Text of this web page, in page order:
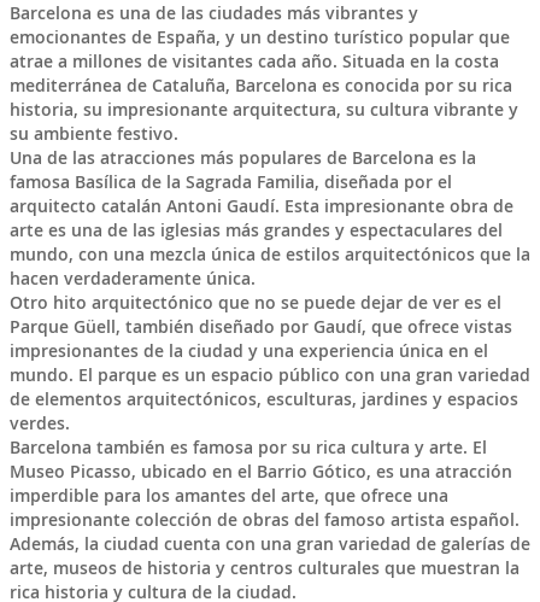
Barcelona es una de las ciudades más vibrantes y
emocionantes de España, y un destino turístico popular que
atrae a millones de visitantes cada año. Situada en la costa
mediterránea de Cataluña, Barcelona es conocida por su rica
historia, su impresionante arquitectura, su cultura vibrante y
su ambiente festivo.
Una de las atracciones más populares de Barcelona es la
famosa Basílica de la Sagrada Familia, diseñada por el
arquitecto catalán Antoni Gaudí. Esta impresionante obra de
arte es una de las iglesias más grandes y espectaculares del
mundo, con una mezcla única de estilos arquitectónicos que la
hacen verdaderamente única.
Otro hito arquitectónico que no se puede dejar de ver es el
Parque Güell, también diseñado por Gaudí, que ofrece vistas
impresionantes de la ciudad y una experiencia única en el
mundo. El parque es un espacio público con una gran variedad
de elementos arquitectónicos, esculturas, jardines y espacios
verdes.
Barcelona también es famosa por su rica cultura y arte. El
Museo Picasso, ubicado en el Barrio Gótico, es una atracción
imperdible para los amantes del arte, que ofrece una
impresionante colección de obras del famoso artista español.
Además, la ciudad cuenta con una gran variedad de galerías de
arte, museos de historia y centros culturales que muestran la
rica historia y cultura de la ciudad.